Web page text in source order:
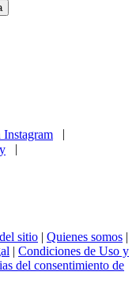
|
|
sitio | Quienes somos |
| Condiciones de Uso y
del consentimiento de